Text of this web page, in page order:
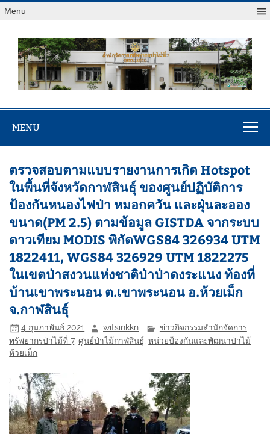
Menu
สจป.ที่ 7
(ขอนแก่น)
MENU
ตรวจสอบตามแบบรายงานการเกิด Hotspot
ในพื้นที่จังหวัดกาฬสินธุ์ ของศูนย์ปฏิบัติการ
ป้องกันหนองไฟป่า หมอกควัน และฝุ่นละออง
ขนาด(PM 2.5) ตามข้อมูล GISTDA จากระบบ
ดาวเทียม MODIS พิกัดWGS84 326934 UTM
1822411, WGS84 326929 UTM 1822275
ในเขตป่าสงวนแห่งชาติป่าป่าดงระแนง ท้องที่
บ้านเขาพระนอน ต.เขาพระนอน อ.ห้วยเม็ก
จ.กาฬสินธุ์
4 กุมภาพันธ์ 2021 witsinkkn
ข่าวกิจกรรมสำนักจัดการ
ทรัพยากรป่าไม้ที่ 7,ศูนย์ป่าไม้กาฬสินธุ์ ,หน่วยป้องกันและพัฒนาป่าไม้
ห้วยเม็ก